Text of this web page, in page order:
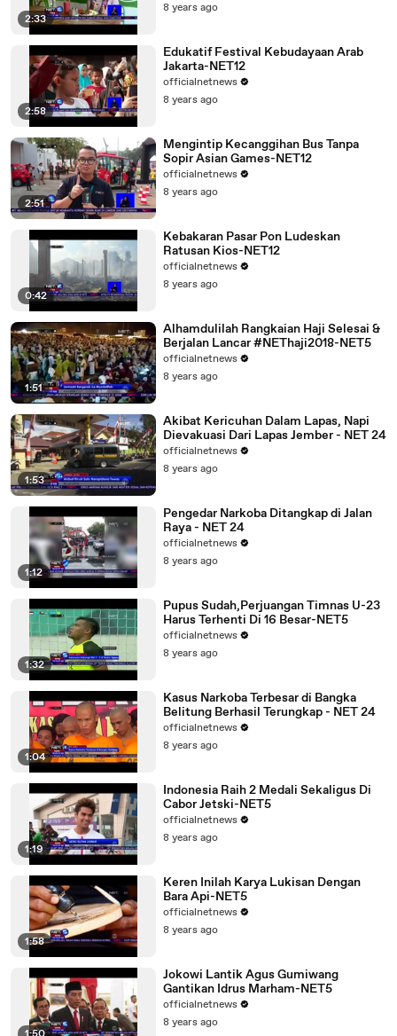
2:33
8 years ago
2:58
Edukatif Festival Kebudayaan Arab
Jakarta-NET12
officialnetnews
8 years ago
2:51
Mengintip Kecanggihan Bus Tanpa
Sopir Asian Games-NET12
officialnetnews
8 years ago
0:42
Kebakaran Pasar Pon Ludeskan
Ratusan Kios-NET12
officialnetnews
8 years ago
1:51
Alhamdulilah Rangkaian Haji Selesai &
Berjalan Lancar #NEThaji2018-NET5
officialnetnews
8 years ago
1:53
Akibat Kericuhan Dalam Lapas, Napi
Dievakuasi Dari Lapas Jember - NET 24
officialnetnews
8 years ago
1:12
Pengedar Narkoba Ditangkap di Jalan
Raya - NET 24
officialnetnews
8 years ago
1:32
Pupus Sudah,Perjuangan Timnas U-23
Harus Terhenti Di 16 Besar-NET5
officialnetnews
8 years ago
1:04
Kasus Narkoba Terbesar di Bangka
Belitung Berhasil Terungkap - NET 24
officialnetnews
8 years ago
1:19
Indonesia Raih 2 Medali Sekaligus Di
Cabor Jetski-NET5
officialnetnews
8 years ago
1:58
Keren Inilah Karya Lukisan Dengan
Bara Api-NET5
officialnetnews
8 years ago
Jokowi Lantik Agus Gumiwang
Gantikan Idrus Marham-NET5
officialnetnews
8 years ago